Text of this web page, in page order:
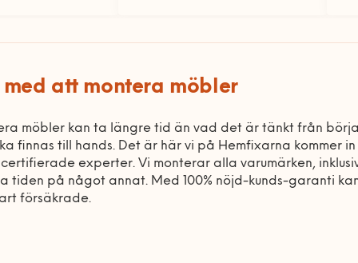
att montera möbler
möbler kan ta längre tid än vad det är tänkt från
finnas till hands. Det är här vi på Hemfixarna kommer
experter. Vi monterar alla varumärken,
tiden på något annat. Med 100% nöjd-kunds-garanti
försäkrade.